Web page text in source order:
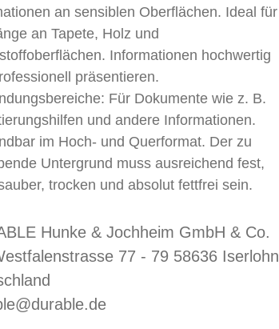
an sensiblen Oberflächen. Ideal für
an Tapete, Holz und
Informationen hochwertig
präsentieren.
Für Dokumente wie z. B.
und andere Informationen.
im Hoch- und Querformat. Der zu
Untergrund muss ausreichend fest,
trocken und absolut fettfrei sein.
Hunke & Jochheim GmbH & Co.
77 - 79 58636 Iserlohn